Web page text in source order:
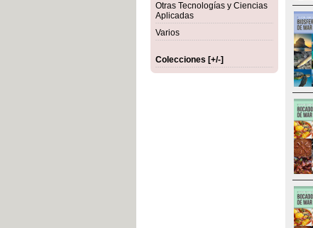
Otras Tecnologías y Ciencias
Aplicadas
Varios
Colecciones [+/-]